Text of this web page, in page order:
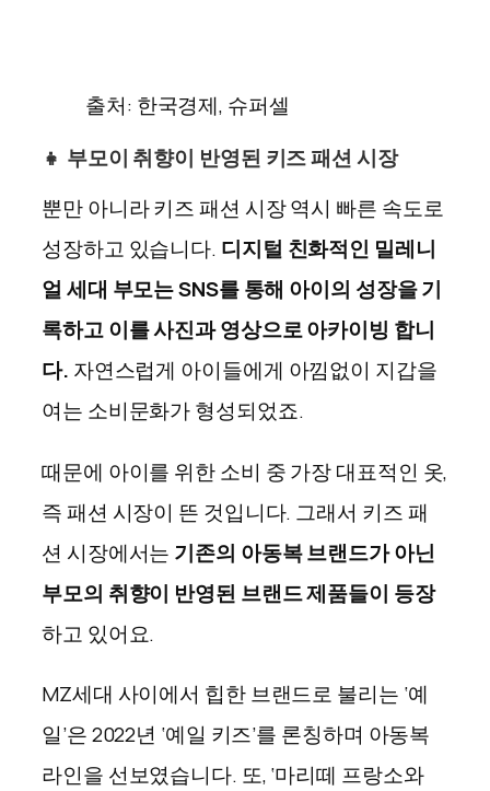
출처: 한국경제, 슈퍼셀
👧 부모이 취향이 반영된 키즈 패션 시장
뿐만 아니라 키즈 패션 시장 역시 빠른 속도로
성장하고 있습니다. 디지털 친화적인 밀레니
얼 세대 부모는 SNS를 통해 아이의 성장을 기
록하고 이를 사진과 영상으로 아카이빙 합니
다. 자연스럽게 아이들에게 아낌없이 지갑을
여는 소비문화가 형성되었죠.
때문에 아이를 위한 소비 중 가장 대표적인 옷,
즉 패션 시장이 뜬 것입니다. 그래서 키즈 패
션 시장에서는 기존의 아동복 브랜드가 아닌
부모의 취향이 반영된 브랜드 제품들이 등장
하고 있어요.
MZ세대 사이에서 힙한 브랜드로 불리는 ‘예
일’은 2022년 ‘예일 키즈’를 론칭하며 아동복
라인을 선보였습니다. 또, ‘마리떼 프랑소와